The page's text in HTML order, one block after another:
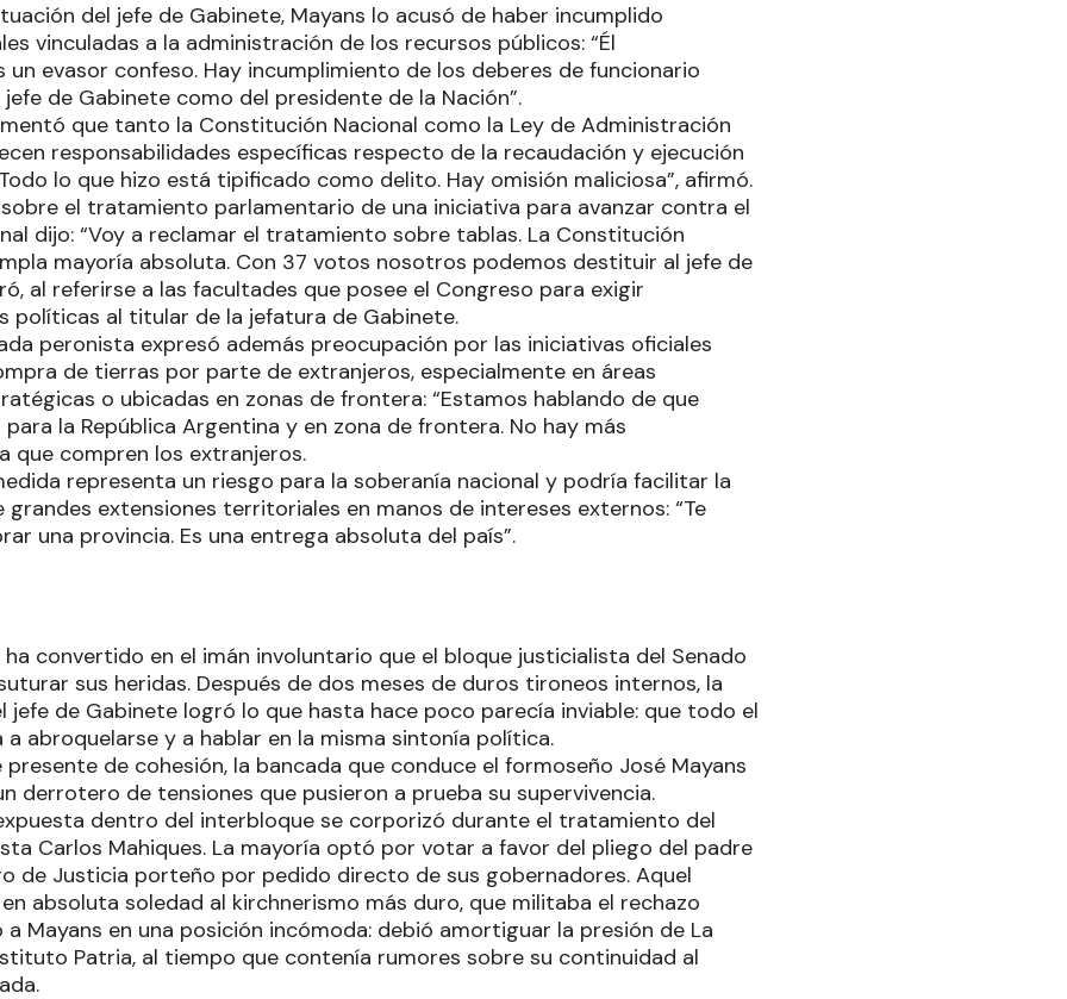
del jefe de Gabinete, Mayans lo acusó de haber incumplido
vinculadas a la administración de los recursos públicos: “Él
evasor confeso. Hay incumplimiento de los deberes de funcionario
de Gabinete como del presidente de la Nación”.
que tanto la Constitución Nacional como la Ley de Administración
responsabilidades específicas respecto de la recaudación y ejecución
lo que hizo está tipificado como delito. Hay omisión maliciosa”, afirmó.
el tratamiento parlamentario de una iniciativa para avanzar contra el
dijo: “Voy a reclamar el tratamiento sobre tablas. La Constitución
mayoría absoluta. Con 37 votos nosotros podemos destituir al jefe de
al referirse a las facultades que posee el Congreso para exigir
políticas al titular de la jefatura de Gabinete.
peronista expresó además preocupación por las iniciativas oficiales
de tierras por parte de extranjeros, especialmente en áreas
o ubicadas en zonas de frontera: “Estamos hablando de que
la República Argentina y en zona de frontera. No hay más
que compren los extranjeros.
representa un riesgo para la soberanía nacional y podría facilitar la
extensiones territoriales en manos de intereses externos: “Te
una provincia. Es una entrega absoluta del país”.
ha convertido en el imán involuntario que el bloque justicialista del Senado
sus heridas. Después de dos meses de duros tironeos internos, la
jefe de Gabinete logró lo que hasta hace poco parecía inviable: que todo el
a abroquelarse y a hablar en la misma sintonía política.
presente de cohesión, la bancada que conduce el formoseño José Mayans
derrotero de tensiones que pusieron a prueba su supervivencia.
dentro del interbloque se corporizó durante el tratamiento del
Carlos Mahiques. La mayoría optó por votar a favor del pliego del padre
de Justicia porteño por pedido directo de sus gobernadores. Aquel
absoluta soledad al kirchnerismo más duro, que militaba el rechazo
Mayans en una posición incómoda: debió amortiguar la presión de La
Patria, al tiempo que contenía rumores sobre su continuidad al